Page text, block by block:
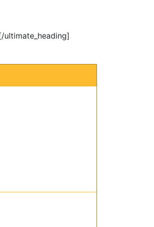
ultimate_heading]